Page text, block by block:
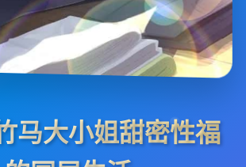
马大小姐甜密性福